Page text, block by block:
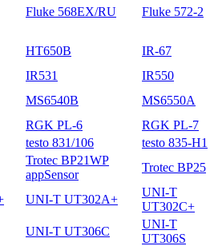
Fluke 568EX/RU Fluke 572-2
HT650B IR-67
IR531 IR550
MS6540B MS6550A
RGK PL-6 RGK PL-7
testo 831/106 testo 835-H1
Trotec BP21WP
appSensor
Trotec BP25
UNI-T UT302A+
UNI-T
UT302C+
UNI-T UT306C
UNI-T
UT306S